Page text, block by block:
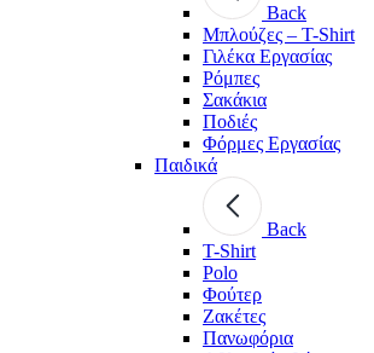
Back
Μπλούζες – T-Shirt
Γιλέκα Εργασίας
Ρόμπες
Σακάκια
Ποδιές
Φόρμες Εργασίας
Παιδικά
Back
T-Shirt
Polo
Φούτερ
Ζακέτες
Πανωφόρια